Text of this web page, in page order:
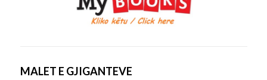
MALET E GJIGANTEVE